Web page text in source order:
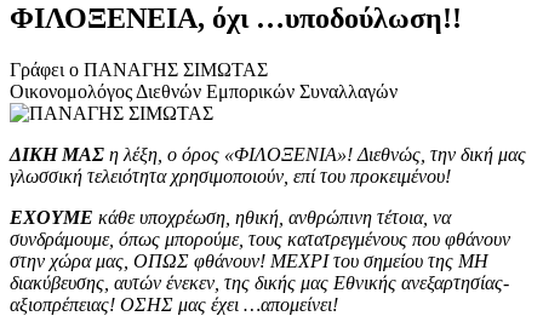
ΦΙΛΟΞΕΝΕΙΑ, όχι …υποδούλωση!!
Γράφει ο ΠΑΝΑΓΗΣ ΣΙΜΩΤΑΣ
Οικονομολόγος Διεθνών Εμπορικών Συναλλαγών
ΔΙΚΗ ΜΑΣ η λέξη, ο όρος «ΦΙΛOΞΕΝΙΑ»! Διεθνώς, την δική μας
γλωσσική τελειότητα χρησιμοποιούν, επί του προκειμένου!
EXOYME κάθε υποχρέωση, ηθική, ανθρώπινη τέτοια, να
συνδράμουμε, όπως μπορούμε, τους κατατρεγμένους που φθάνουν
στην χώρα μας, OΠΩΣ φθάνουν! ΜΕΧΡΙ του σημείου της ΜΗ
διακύβευσης, αυτών ένεκεν, της δικής μας Εθνικής ανεξαρτησίας-
αξιοπρέπειας! OΣΗΣ μας έχει …απομείνει!